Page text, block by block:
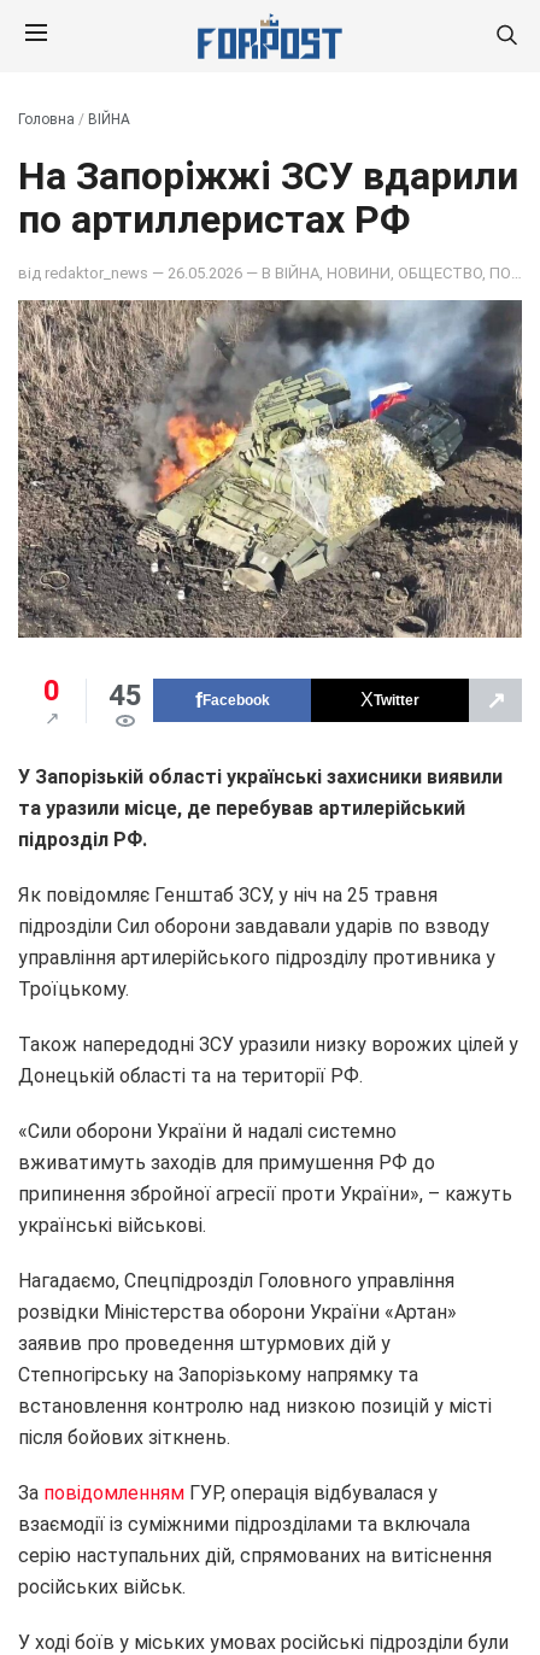
Головна / ВІЙНА
На Запоріжжі ЗСУ вдарили
по артиллеристах РФ
від redaktor_news — 26.05.2026 — В ВІЙНА НОВИНИ ОБЩЕСТВО ПОДІЇ
0 45 Facebook Twitter ↗
У Запорізькій області українські захисники виявили
та уразили місце, де перебував артилерійський
підрозділ РФ.
Як повідомляє Генштаб ЗСУ, у ніч на 25 травня
підрозділи Сил оборони завдавали ударів по взводу
управління артилерійського підрозділу противника у
Троїцькому.
Також напередодні ЗСУ уразили низку ворожих цілей у
Донецькій області та на території РФ.
«Сили оборони України й надалі системно
вживатимуть заходів для примушення РФ до
припинення збройної агресії проти України», – кажуть
українські військові.
Нагадаємо, Спецпідрозділ Головного управління
розвідки Міністерства оборони України «Артан»
заявив про проведення штурмових дій у
Степногірську на Запорізькому напрямку та
встановлення контролю над низкою позицій у місті
після бойових зіткнень.
За повідомленням ГУР, операція відбувалася у
взаємодії із суміжними підрозділами та включала
серію наступальних дій, спрямованих на витіснення
російських військ.
У ході боїв у міських умовах російські підрозділи були